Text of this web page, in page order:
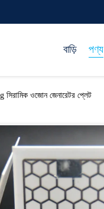
বাড়ি পণ্য
সিরামিক ওজোন জেনারেটর প্লেট